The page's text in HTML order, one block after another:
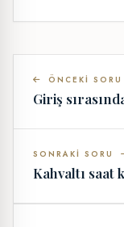
ÖNCEKI SORU
Giriş
SONRAKI SORU
Kahvaltı saat